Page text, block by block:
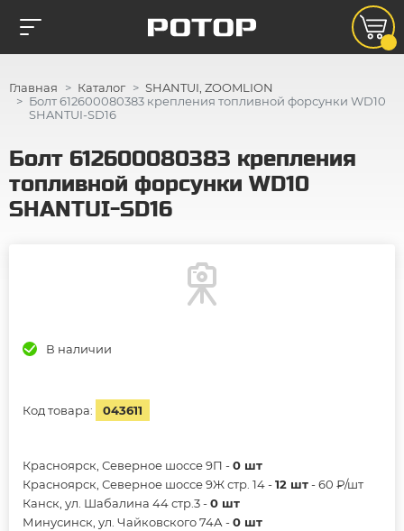
Главная Каталог
SHANTUI, ZOOMLION
Болт 612600080383 крепления топливной форсунки WD10
SHANTUI-SD16
Болт 612600080383 крепления
топливной форсунки WD10
SHANTUI-SD16
В наличии
Код товара: 043611
Красноярск, Северное шоссе 9П -0 шт
Красноярск, Северное шоссе 9Ж стр. 14 -12 шт- 60 ₽/шт
Канск, ул. Шабалина 44 стр.3 -0 шт
Минусинск, ул. Чайковского 74А -0 шт